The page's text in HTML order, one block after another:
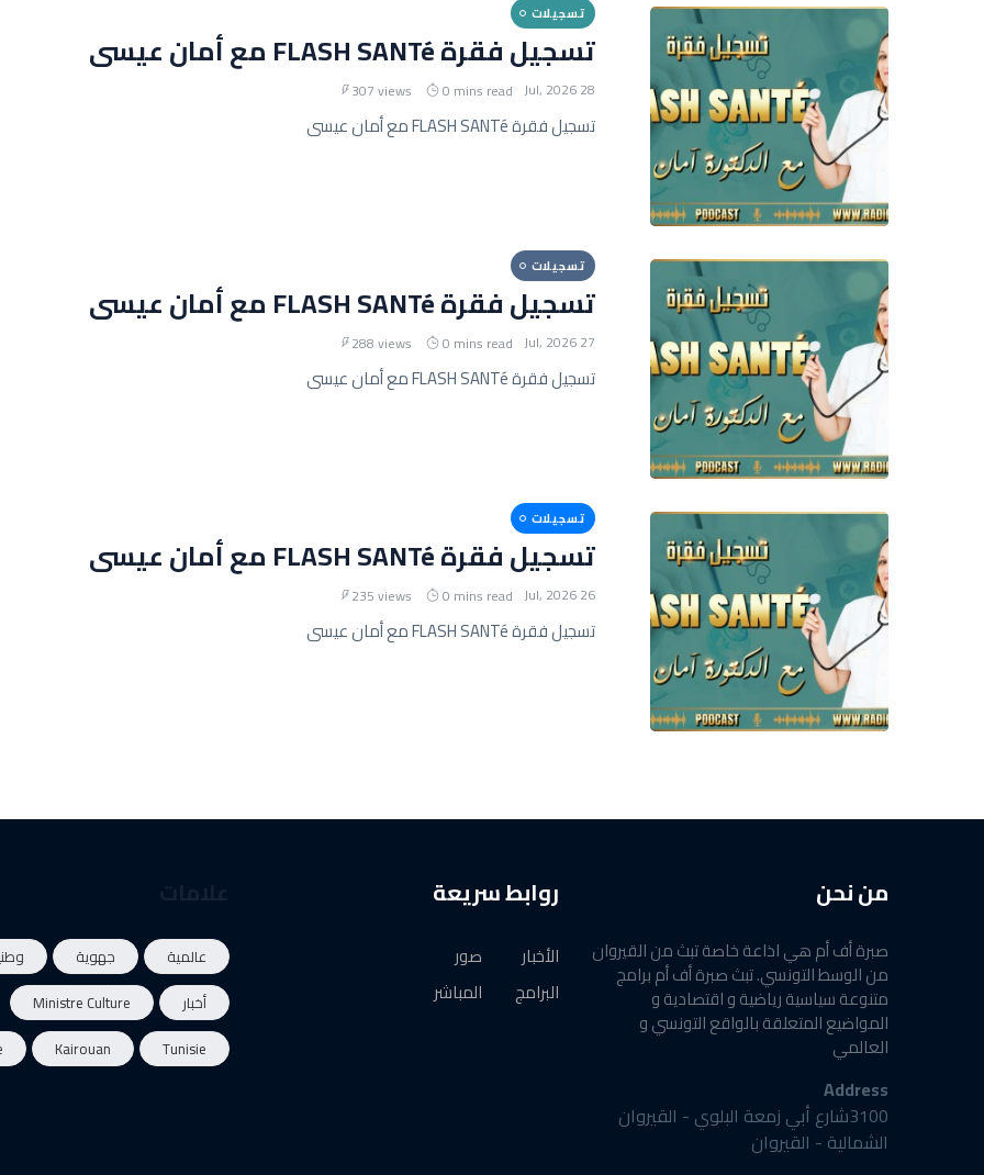
تسجيلات
تسجيل فقرة FLASH SANTé مع أمان عيسى
28 Jul, 2026
0 mins read
307 views
تسجيل فقرة FLASH SANTé مع أمان عيسى
تسجيلات
تسجيل فقرة FLASH SANTé مع أمان عيسى
27 Jul, 2026
0 mins read
288 views
تسجيل فقرة FLASH SANTé مع أمان عيسى
تسجيلات
تسجيل فقرة FLASH SANTé مع أمان عيسى
26 Jul, 2026
0 mins read
235 views
تسجيل فقرة FLASH SANTé مع أمان عيسى
من نحن
صبرة أف أم هي اذاعة خاصة تبث من القيروان
من الوسط التونسي. تبث صبرة أف أم برامج
متنوعة سياسية رياضية و اقتصادية و
المواضيع المتعلقة بالواقع التونسي و
العالمي
Address
3100شارع أبي زمعة البلوي - القيروان
الشمالية - القيروان
روابط سريعة
الأخبار
البرامج
صور
المباشر
عالمية جهوية
أخبار
Ministre Culture
Tunisie
Kairouan